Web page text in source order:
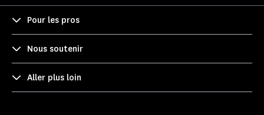
Pour les pros
Nous soutenir
Aller plus loin